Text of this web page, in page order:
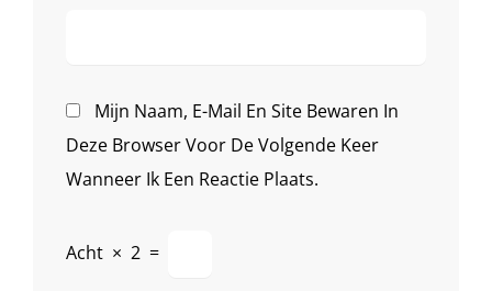
Mijn Naam, E-Mail En Site Bewaren In
Deze Browser Voor De Volgende Keer
Wanneer Ik Een Reactie Plaats.
Acht × 2 =